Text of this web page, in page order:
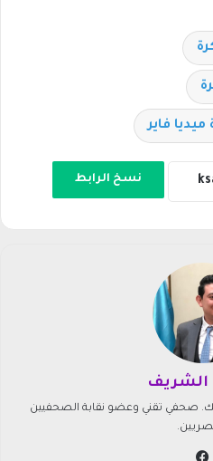
فاير
نسخ الرابط
صحفي تقني وعضو نقابة الصحفيين